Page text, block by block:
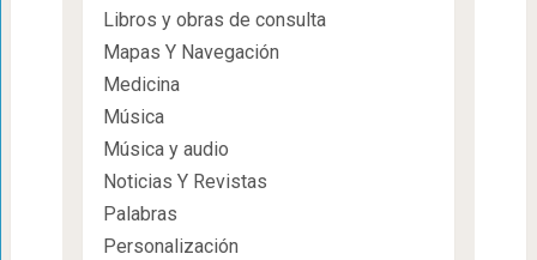
Libros y obras de consulta
Mapas Y Navegación
Medicina
Música
Música y audio
Noticias Y Revistas
Palabras
Personalización